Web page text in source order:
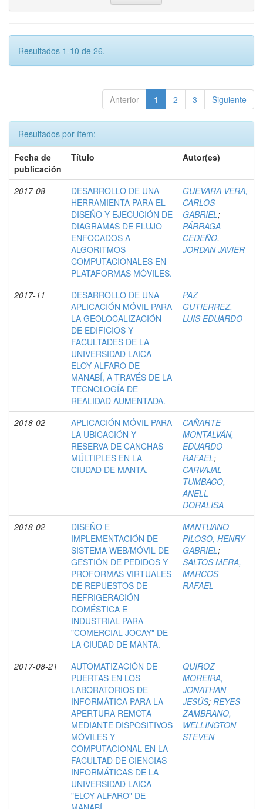
Resultados 1-10 de 26.
Anterior 1 2 3 Siguiente
Resultados por ítem:
Fecha de
publicación
Título Autor(es)
2017-08
DESARROLLO DE UNA
HERRAMIENTA PARA EL
DISEÑO Y EJECUCIÓN DE
DIAGRAMAS DE FLUJO
ENFOCADOS A
ALGORITMOS
COMPUTACIONALES EN
PLATAFORMAS MÓVILES.
GUEVARA VERA,
CARLOS
GABRIEL;
PÁRRAGA
CEDEÑO,
JORDAN JAVIER
2017-11
DESARROLLO DE UNA
APLICACIÓN MÓVIL PARA
LA GEOLOCALIZACIÓN
DE EDIFICIOS Y
FACULTADES DE LA
UNIVERSIDAD LAICA
ELOY ALFARO DE
MANABÍ, A TRAVÉS DE LA
TECNOLOGÍA DE
REALIDAD AUMENTADA.
PAZ
GUTIERREZ,
LUIS EDUARDO
2018-02
APLICACIÓN MÓVIL PARA
LA UBICACIÓN Y
RESERVA DE CANCHAS
MÚLTIPLES EN LA
CIUDAD DE MANTA.
CAÑARTE
MONTALVÁN,
EDUARDO
RAFAEL;
CARVAJAL
TUMBACO,
ANELL
DORALISA
2018-02
DISEÑO E
IMPLEMENTACIÓN DE
SISTEMA WEB/MÓVIL DE
GESTIÓN DE PEDIDOS Y
PROFORMAS VIRTUALES
DE REPUESTOS DE
REFRIGERACIÓN
DOMÉSTICA E
INDUSTRIAL PARA
"COMERCIAL JOCAY" DE
LA CIUDAD DE MANTA.
MANTUANO
PILOSO, HENRY
GABRIEL;
SALTOS MERA,
MARCOS
RAFAEL
2017-08-21
AUTOMATIZACIÓN DE
PUERTAS EN LOS
LABORATORIOS DE
INFORMÁTICA PARA LA
APERTURA REMOTA
MEDIANTE DISPOSITIVOS
MÓVILES Y
COMPUTACIONAL EN LA
FACULTAD DE CIENCIAS
INFORMÁTICAS DE LA
UNIVERSIDAD LAICA
"ELOY ALFARO" DE
QUIROZ
MOREIRA,
JONATHAN
JESÚS; REYES
ZAMBRANO,
WELLINGTON
STEVEN